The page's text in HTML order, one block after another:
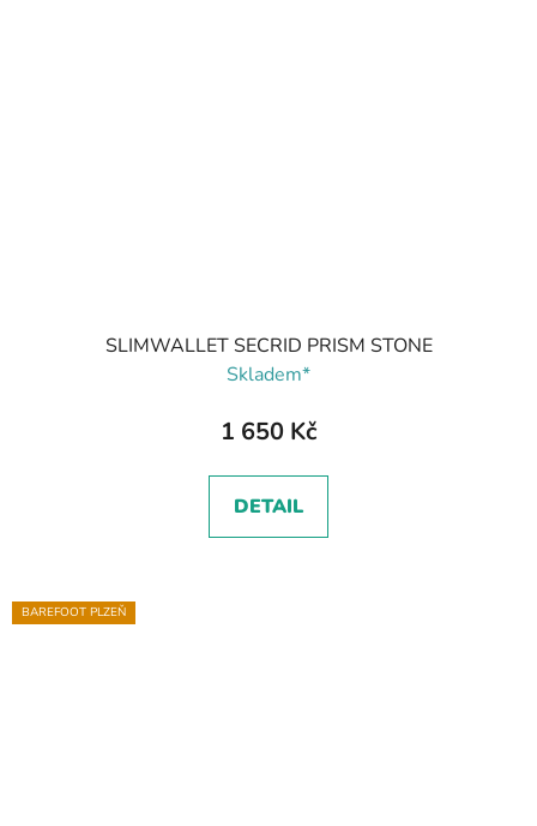
SLIMWALLET SECRID PRISM STONE
Skladem*
1 650 Kč
DETAIL
BAREFOOT PLZEŇ